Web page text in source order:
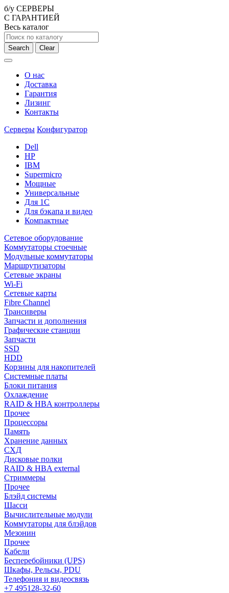
б/у СЕРВЕРЫ
С ГАРАНТИЕЙ
Весь каталог
Search Clear
О нас
Доставка
Гарантия
Лизинг
Контакты
Серверы Конфигуратор
Dell
HP
IBM
Supermicro
Мощные
Универсальные
Для 1С
Для бэкапа и видео
Компактные
Сетевое оборудование
Коммутаторы стоечные
Модульные коммутаторы
Маршрутизаторы
Сетевые экраны
Wi-Fi
Сетевые карты
Fibre Channel
Трансиверы
Запчасти и дополнения
Графические станции
Запчасти
SSD
HDD
Корзины для накопителей
Системные платы
Блоки питания
Охлаждение
RAID & HBA контроллеры
Прочее
Процессоры
Память
Хранение данных
СХД
Дисковые полки
RAID & HBA external
Стриммеры
Прочее
Блэйд системы
Шасси
Вычислительные модули
Коммутаторы для блэйдов
Мезонин
Прочее
Кабели
Бесперебойники (UPS)
Шкафы, Рельсы, PDU
Телефония и видеосвязь
+7 495128-32-60